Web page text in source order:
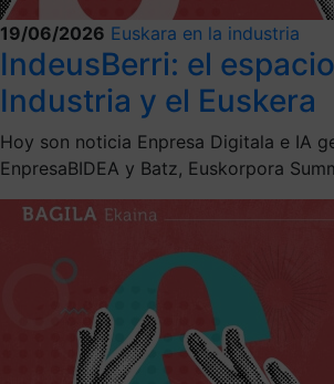
19/06/2026 Euskara en la industria
IndeusBerri: el
Industria y el Euskera
Hoy son noticia Enpresa Digitala e IA
EnpresaBIDEA y Batz, Euskorpora